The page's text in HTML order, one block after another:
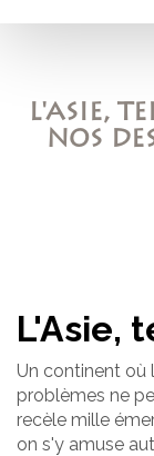
L'ASIE,
NOS
L'Asie,
Un continent où
problèmes ne
recèle mille
on s'y amuse